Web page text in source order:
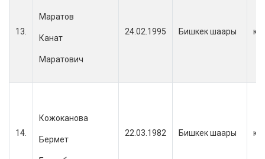
13.
Маратов
Канат
Маратович
24.02.1995 Бишкек шаары
14.
Кожоканова
Бермет
22.03.1982 Бишкек шаары